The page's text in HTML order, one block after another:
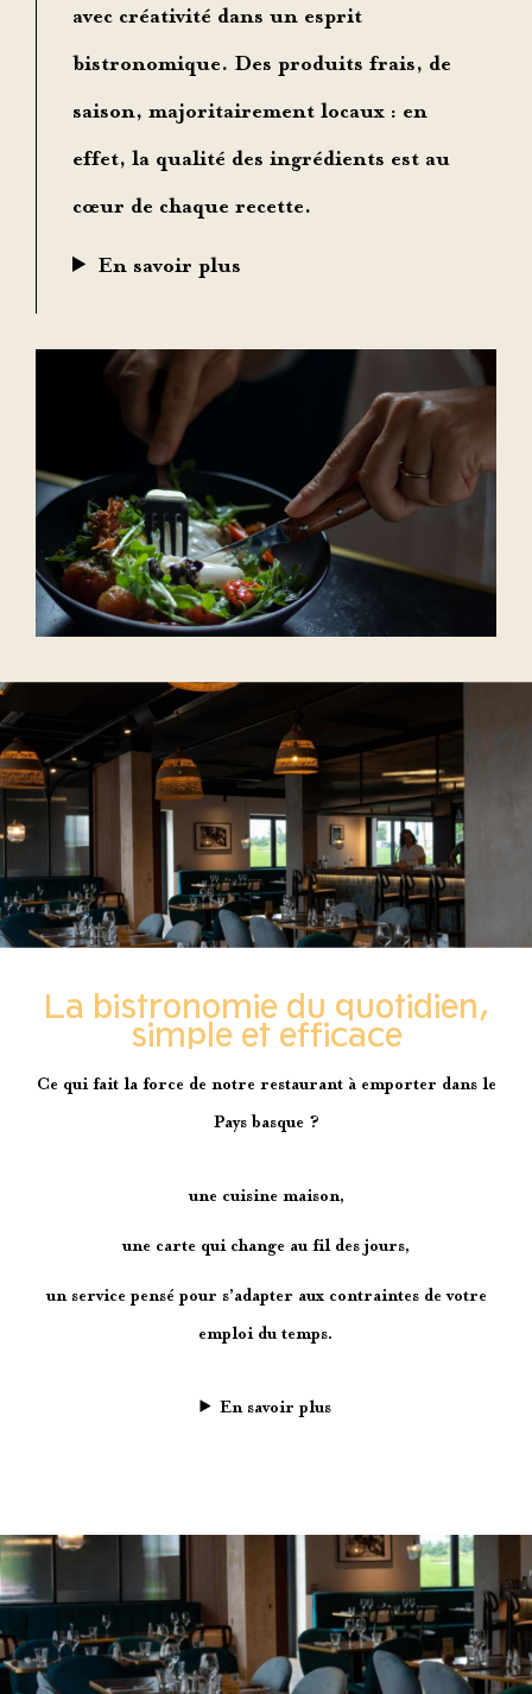
avec créativité dans un esprit
bistronomique. Des produits frais, de
saison, majoritairement locaux : en
effet, la qualité des ingrédients est au
cœur de chaque recette.
En savoir plus
La bistronomie du quotidien,
simple et efficace
Ce qui fait la force de notre restaurant à emporter dans le
Pays basque ?
une cuisine maison,
une carte qui change au fil des jours,
un service pensé pour s’adapter aux contraintes de votre
emploi du temps.
En savoir plus